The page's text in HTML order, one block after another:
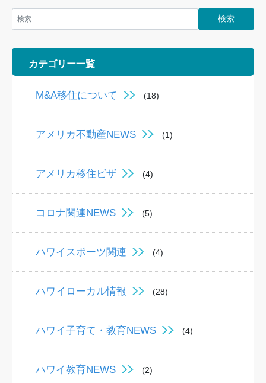
カテゴリー一覧
M&A移住について (18)
アメリカ不動産NEWS (1)
アメリカ移住ビザ (4)
コロナ関連NEWS (5)
ハワイスポーツ関連 (4)
ハワイローカル情報 (28)
ハワイ子育て・教育NEWS (4)
ハワイ教育NEWS (2)